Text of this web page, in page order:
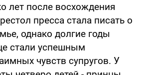
лет после восхождения
пресса стала писать о
однако долгие годы
стали успешным
чувств супругов. У